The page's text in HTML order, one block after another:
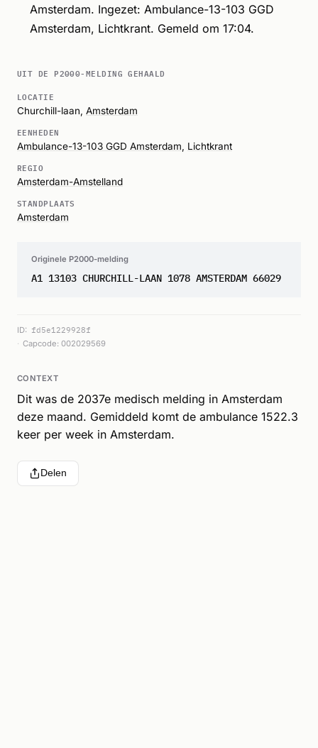
Amsterdam. Ingezet: Ambulance-13-103 GGD
Amsterdam, Lichtkrant. Gemeld om 17:04.
UIT DE P2000-MELDING GEHAALD
LOCATIE
Churchill-laan, Amsterdam
EENHEDEN
Ambulance-13-103 GGD Amsterdam Lichtkrant
REGIO
Amsterdam-Amstelland
STANDPLAATS
Amsterdam
Originele P2000-melding
A1 13103 CHURCHILL-LAAN 1078 AMSTERDAM 66029
ID: fd5e1229928f
Capcode: 002029569
CONTEXT
Dit was de 2037e medisch melding in Amsterdam
deze maand. Gemiddeld komt de ambulance 1522.3
keer per week in Amsterdam.
Delen